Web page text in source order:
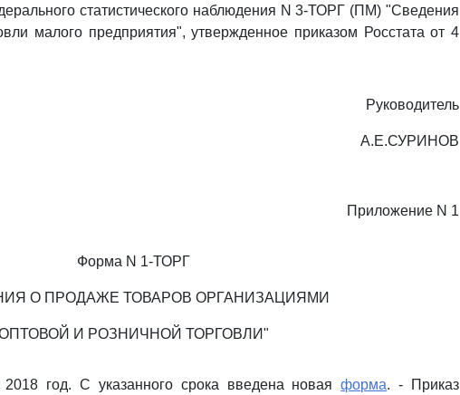
статистического наблюдения N 3-ТОРГ (ПМ) "Сведения
малого предприятия", утвержденное приказом Росстата от 4
Руководитель
А.Е.СУРИНОВ
Приложение N 1
Форма N 1-ТОРГ
О ПРОДАЖЕ ТОВАРОВ ОРГАНИЗАЦИЯМИ
И РОЗНИЧНОЙ ТОРГОВЛИ"
2018 год. С указанного срока введена новаяформа. - Приказ